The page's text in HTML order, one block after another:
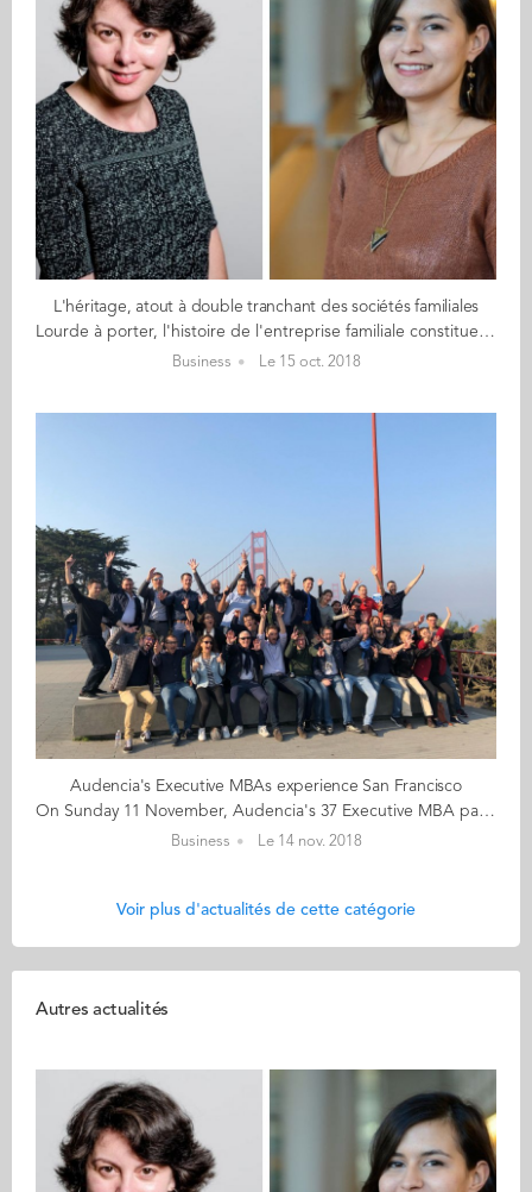
L'héritage, atout à double tranchant des sociétés familiales
Lourde à porter, l'histoire de l'entreprise familiale constitue une base sur laquelle la nouvelle génération d'entrepreneurs doit construire sa propre identité et le futur de l'entreprise.* Pérennité, ancrage territorial, vision sur le long terme et résilience face à la crise... Autant d'atouts qui portent les entreprises familiales. Mais pour continuer à être performantes sur leurs marchés, l'entreprise et la famille aux commandes doivent préserver et transmettre leur héritage entrepreneurial dans le temps. Entretenir la créativité initiale Pour la famille, l'héritage entrepreneurial correspond à des valeurs d' autonomie, de créativité et d'engagement, et à la capacité à détecter des opportunités et à mobiliser les ressources nécessaires pour les exploiter sur un marché adapté. Ces valeurs, attitudes et comportements sont transmis aux jeunes au sein de la famille lors de l'enfance et de l'adolescence. En sociologie, on appelle cela la « socialisation primaire » . Lorsque ces jeunes commencent à travailler dans l'entreprise, une nouvelle étape est franchie, celle de la « socialisation secondaire », permettant aux nouvelles générations d'apprendre le métier, de se sensibiliser aux défis du marché et de puiser dans leur créativité pour faire fructifier les avantages compétitifs de l'entreprise. Du côté de l'entreprise, il s'agit de préserver la capacité à entreprendre des salariés au-delà de la première génération du fondateur. Ces capacités entrepreneuriales constituent une ressource stratégique forte permettant d'affronter avec succès les aléas économiques et les attaques des concurrents en se renouvelant en permanence. C'est le cas de Bris Rocher, qui a intégré l'entreprise de son grand-père Yves à 16 ans, pour en devenir seize ans plus tard le PDG, en 2010. Il a depuis largement fait ses preuves en diversifiant l'activité du groupe Rocher. Un succès couronné cette année par le prix Choiseul le nommant « Premier leader économique de demain » . D'autres héritiers ont relevé l'entreprise familiale de difficultés, tel que Serge Dassault, qui a quintuplé la valeur du groupe en vingt-cinq ans de présidence. Sa détermination et sa patience, valeurs transmises par son père, lui ont permis de gravir tous les échelons du groupe et de le restructurer dans les années 1990, avec pour mot d'ordre : « Le passé ne doit pas être paralysant. » Concilier continuité et changement Dès leur plus jeune âge, les enfants issus de familles en affaires évoluent dans un environnement valorisant l'entrepreneuriat. Les histoires racontées en famille sur la fondation de l'entreprise, ses défis et les stratégies employées par les anciens pour y répondre constituent une base d'informations, de croyances et de valeurs fortes qui permettent aux jeunes de comprendre les racines de la résilience de l'entreprise familiale. Cette lecture du passé sous un angle entrepreneurial permet aux nouvelles générations de donner du sens à l'histoire de leur famille et peut les inciter à s'engager eux aussi dans la continuité de ces aventures. Lire la suite de l'article sur Les Echos Executives * Miruna Radu-Lefebvre, titulaire de la chaire Entrepreneuriat Familial & Société, et Ameline Bordas, chargée d'études à Audencia Business School. Article paru le 11/10/2018 sur les Echos Executives (web).
Business Le 15 oct. 2018
Audencia's Executive MBAs experience San Francisco
On Sunday 11 November, Audencia's 37 Executive MBA participants took off for San Francisco for a one-week learning trip. They are spending an intensive "digital" week in Silicon Valley and have a series of company visits and meetings that await them. The San Francisco alumni chapter under the guidance of ambassador Lucie Gouanelle Gardette, has been busy organising an afterwork event on Thursday 15 November which will give participants the opportunity to connect with Audencia's alumni in the San Francisco Bay area. Jordi Torras, EuroMBA 04, founder and CEO of AI company Inbenta*, will be giving a presentation of his company and sharing his survival tips for entrepreneurs in Silicon Valley. *Inbenta is an AI company headquartered in Foster City, California with offices in: São Paulo, Toulouse and Tokyo. Inbenta provides natural language processing and semantic search through Artificial Intelligence. Jordi Torras founded Inbenta in Barcelona in 2005. In 2012 he moved to California to continue to grow Inbenta there.
Business Le 14 nov. 2018
Voir plus d'actualités de cette catégorie
Autres actualités